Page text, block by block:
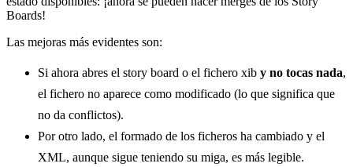
Boards!
Las mejoras más evidentes son:
Si ahora abres el story board o el fichero xib y no tocas nada,
el fichero no aparece como modificado (lo que significa que
no da conflictos).
Por otro lado, el formado de los ficheros ha cambiado y el
XML, aunque sigue teniendo su miga, es más legible.